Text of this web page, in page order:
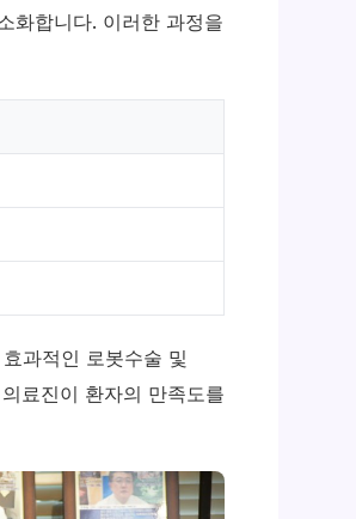
화합니다. 이러한 과정을
과적인 로봇수술 및
료진이 환자의 만족도를